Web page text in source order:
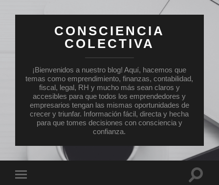
CONSCIENCIA
COLECTIVA
¡Bienvenidos a nuestro blog! Aquí, hacemos que
temas como emprendimiento, finanzas, contabilidad,
fiscal, legal, RH y mucho más sean claros y
accesibles para que todos los emprendedores y
empresarios tengan las mismas oportunidades de
crecer y triunfar. Información fácil, directa y hecha
para que tomes decisiones con consciencia y
confianza.